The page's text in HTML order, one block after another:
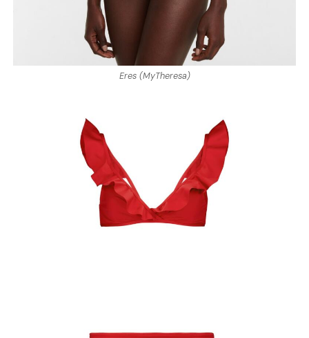
Eres (MyTheresa)